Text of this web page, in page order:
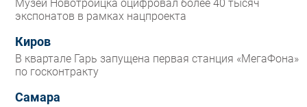
Музей Новотроицка оцифровал более 40 тысяч
экспонатов в рамках нацпроекта
Киров
В квартале Гарь запущена первая станция «МегаФона»
по госконтракту
Самара